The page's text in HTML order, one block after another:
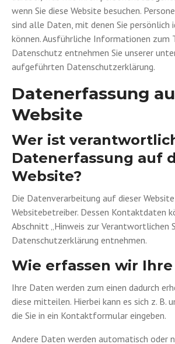
wenn Sie diese Website besuchen.
sind alle Daten, mit denen Sie
können. Ausführliche Informationen zum
Datenschutz entnehmen Sie unserer
aufgeführten Datenschutzerklärung.
Datenerfassung
Website
Wer ist
Datenerfassung auf
Website?
Die Datenverarbeitung auf dieser
Websitebetreiber. Dessen Kontaktdaten
Abschnitt „Hinweis zur Verantwortlichen
Datenschutzerklärung entnehmen.
Wie erfassen wir Ihre
Ihre Daten werden zum einen dadurch
diese mitteilen. Hierbei kann es sich z. B.
die Sie in ein Kontaktformular eingeben.
Andere Daten werden automatisch oder